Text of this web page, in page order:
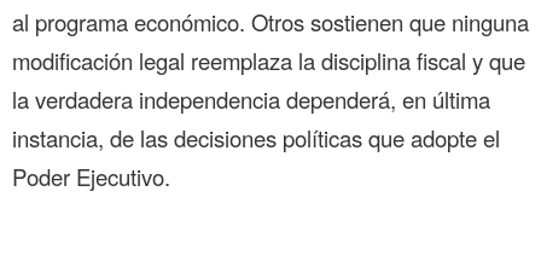
al programa económico. Otros sostienen que ninguna
modificación legal reemplaza la disciplina fiscal y que
la verdadera independencia dependerá, en última
instancia, de las decisiones políticas que adopte el
Poder Ejecutivo.